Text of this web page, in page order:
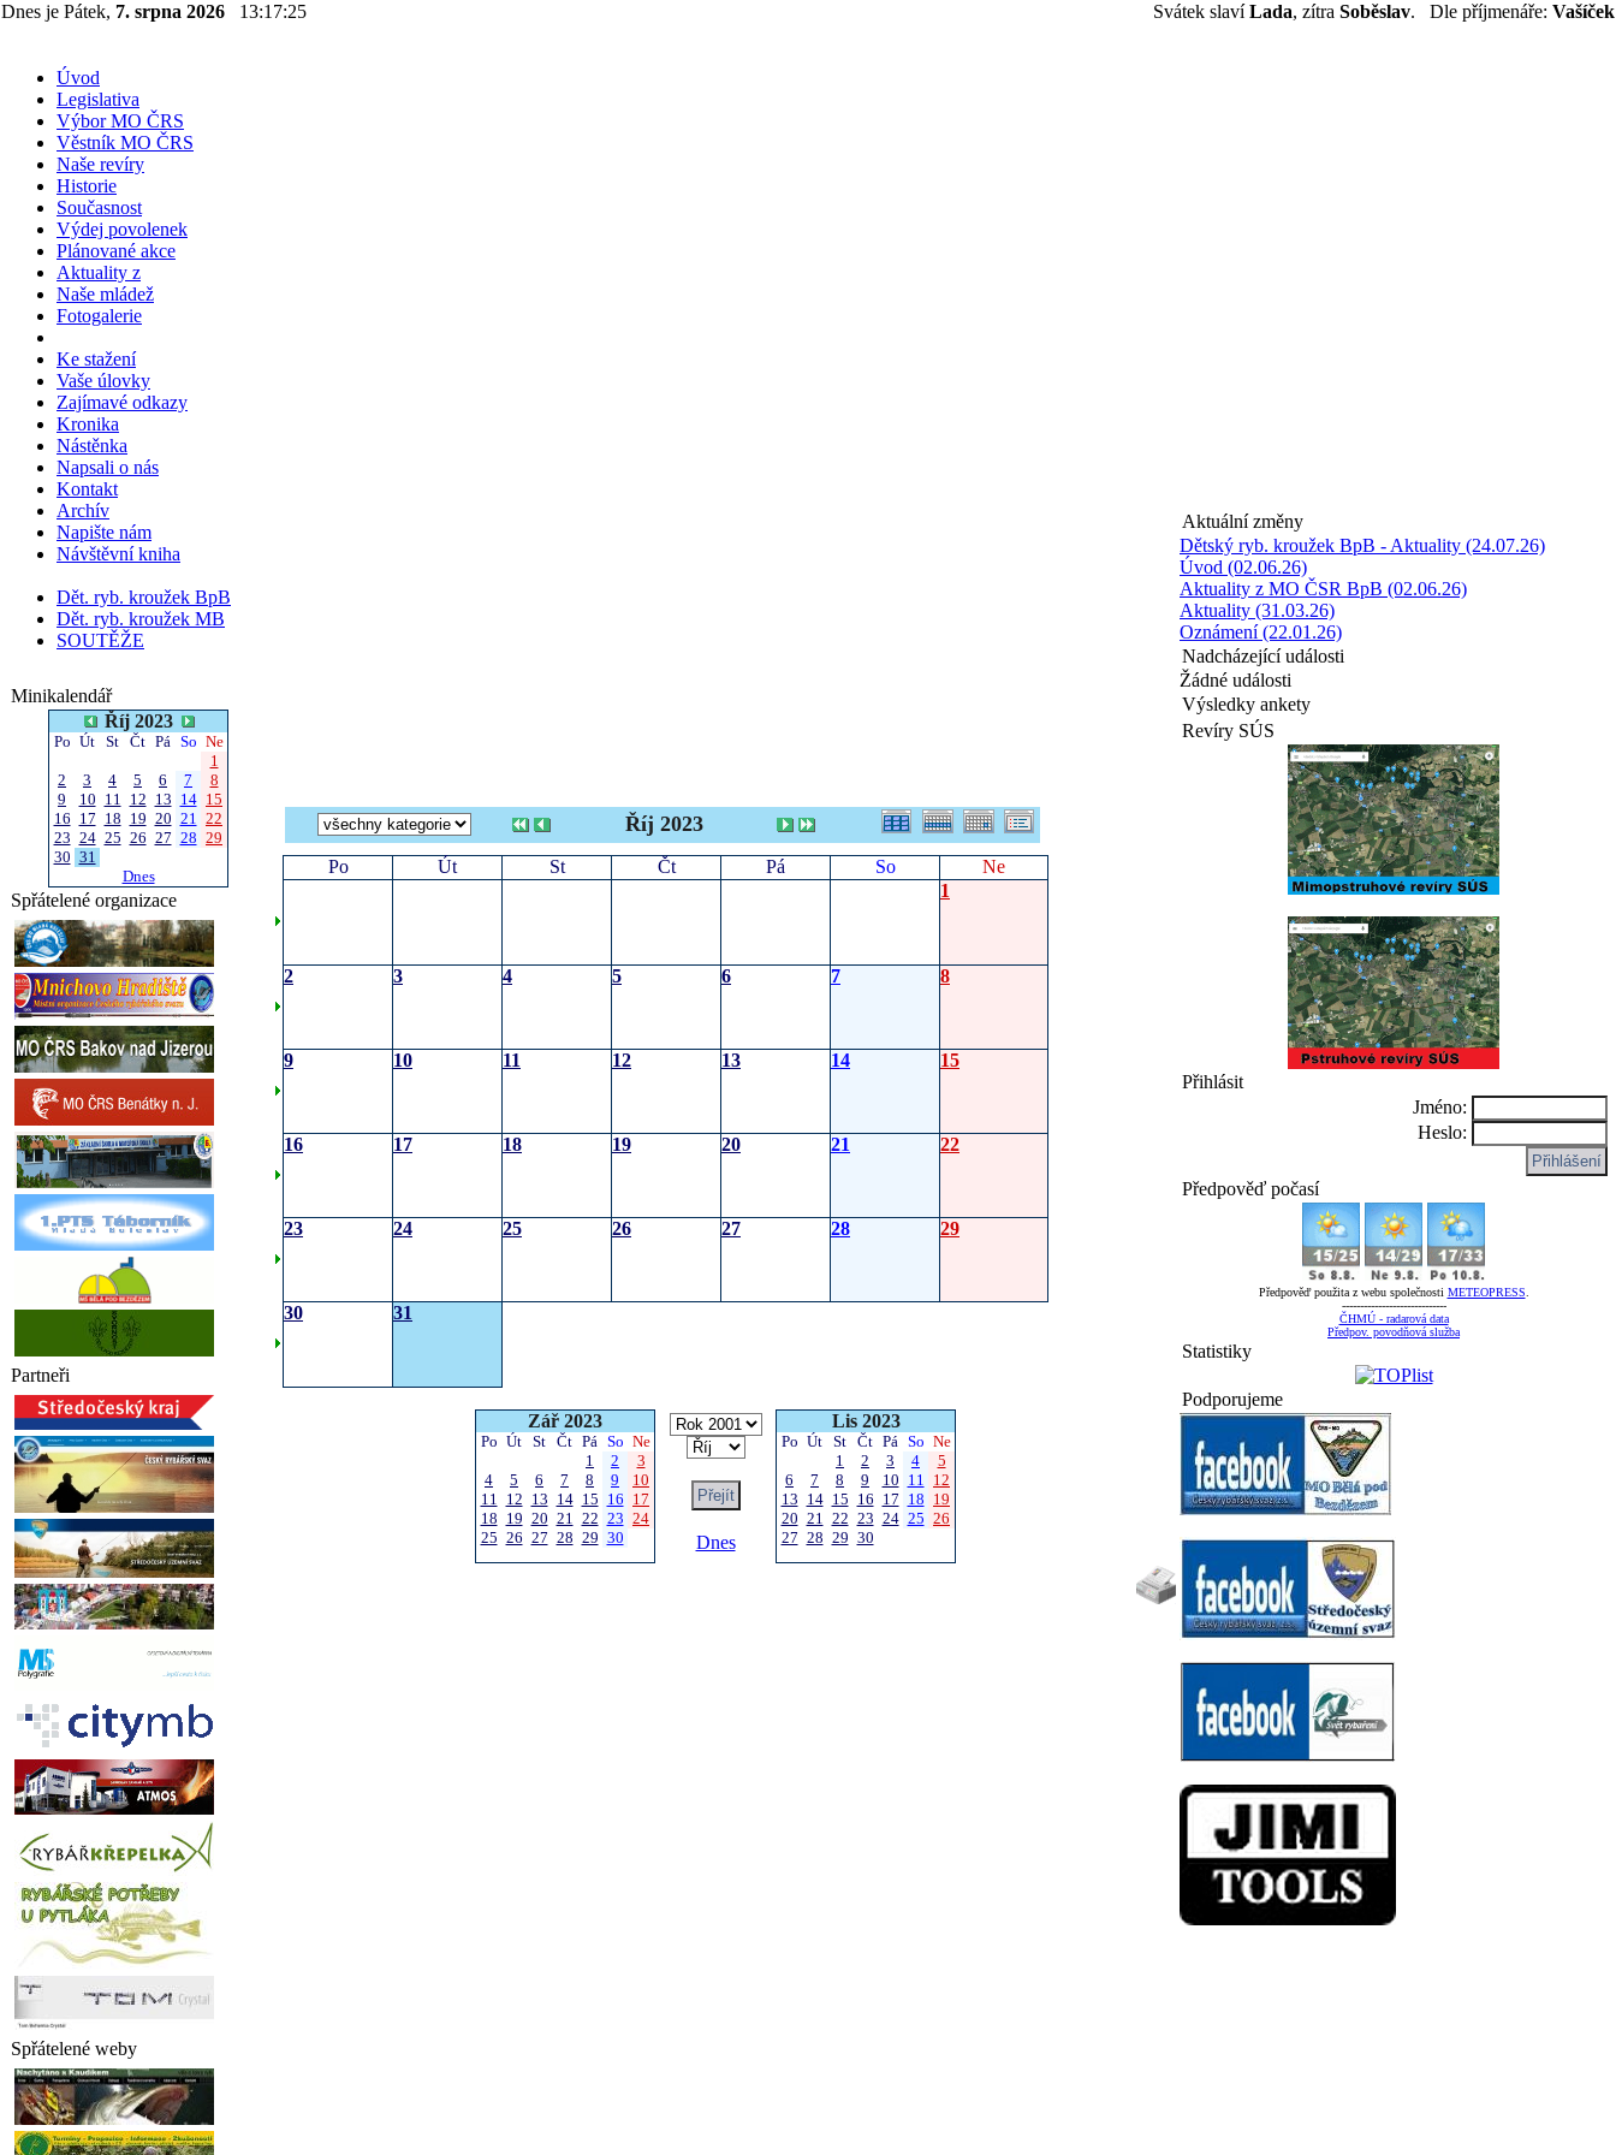
Dnes je Pátek, 7. srpna 2026 13:17:25 Svátek slavíLada, zítra Soběslav. Dle příjmenáře: Vašíček
Úvod
Legislativa
Výbor MO ČRS
Věstník MO ČRS
Naše revíry
Historie
Současnost
Výdej povolenek
Plánované akce
Aktuality z
Naše mládež
Fotogalerie
Ke stažení
Vaše úlovky
Zajímavé odkazy
Kronika
Nástěnka
Napsali o nás
Kontakt
Archív
Napište nám
Návštěvní kniha
Dět. ryb. kroužek BpB
Dět. ryb. kroužek MB
SOUTĚŽE
Minikalendář
Říj 2023
Po Út St Čt Pá So Ne
1
2
3 4 5 6 7
8
9
10 11 12 13 14 15
16 17 18 19 20 21 22
23 24 25 26 27 28 29
30 31
Dnes
Spřátelené organizace
Partneři
Spřátelené weby
Říj 2023
Po Út St Čt Pá So
Ne
1
2 3 4 5 6 7 8
9 10 11 12 13 14 15
16 17 18 19 20 21 22
23 24 25 26 27 28 29
30 31
Zář 2023
Po Út St Čt Pá So Ne
1
2
3
4
5 6 7 8 9
10
11 12 13 14 15 16 17
18 19 20 21 22 23 24
25 26 27 28 29 30 Dnes
Lis 2023
Po Út St Čt Pá So Ne
1
2 3 4
5
6
7 8 9 10 11 12
13 14 15 16 17 18 19
20 21 22 23 24 25 26
27 28 29 30
Aktuální změny
Dětský ryb. kroužek BpB - Aktuality (24.07.26)
Úvod (02.06.26)
Aktuality z MO ČSR BpB (02.06.26)
Aktuality (31.03.26)
Oznámení (22.01.26)
Nadcházející události
Žádné události
Výsledky ankety
Revíry SÚS
Přihlásit
Jméno:
Heslo:
Předpověď počasí
Předpověď použita z webu společnosti METEOPRESS
-----------------------------
ČHMÚ - radarová data
Předpov. povodňová služba
Statistiky
Podporujeme